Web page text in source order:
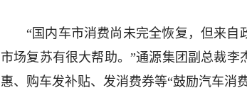
“国内车市消费尚未完全恢复，但来
市场复苏有很大帮助。”通源集团副总裁
惠、购车发补贴、发消费券等“鼓励汽车消